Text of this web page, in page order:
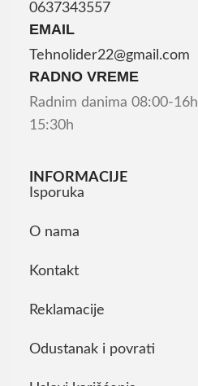
0637343557
EMAIL
Tehnolider22@gmail.com
RADNO VREME
Radnim danima 08:00-
15:30h
INFORMACIJE
Isporuka
O nama
Kontakt
Reklamacije
Odustanak i povrati